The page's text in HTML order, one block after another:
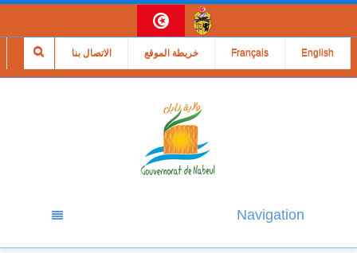
الاتصال بنا خريطة الموقع Français English
Navigation